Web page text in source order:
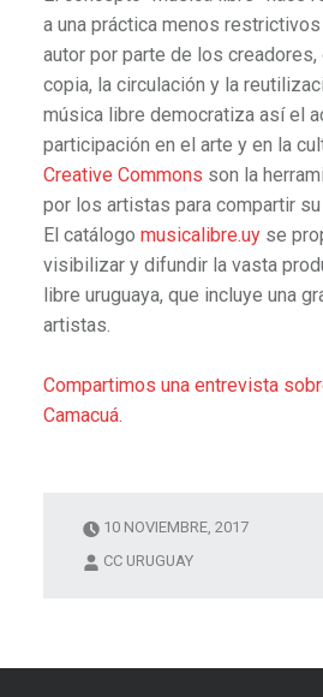
a una práctica menos
autor por parte de los
copia, la circulación y la
música libre democratiza así el
participación en el arte y en la
Creative Commons son la
por los artistas para compartir
El catálogo musicalibre.uyse
visibilizar y difundir la vasta
libre uruguaya, que incluye una
artistas.
Compartimos una entrevista
Camacuá.
10 NOVIEMBRE, 2017
CC URUGUAY